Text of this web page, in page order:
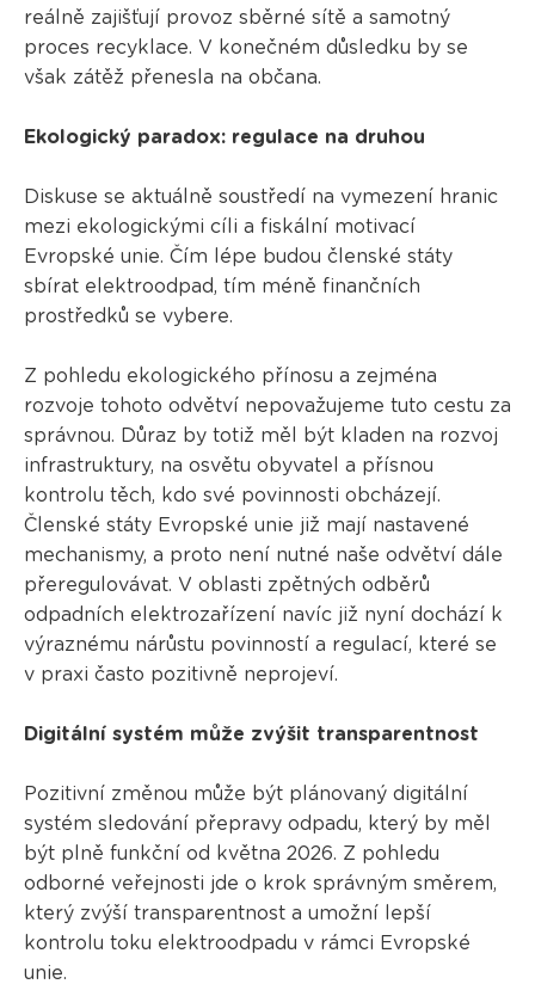
reálně zajišťují provoz sběrné sítě a samotný
proces recyklace. V konečném důsledku by se
však zátěž přenesla na občana.
Ekologický paradox: regulace na druhou
Diskuse se aktuálně soustředí na vymezení hranic
mezi ekologickými cíli a fiskální motivací
Evropské unie. Čím lépe budou členské státy
sbírat elektroodpad, tím méně finančních
prostředků se vybere.
Z pohledu ekologického přínosu a zejména
rozvoje tohoto odvětví nepovažujeme tuto cestu za
správnou. Důraz by totiž měl být kladen na rozvoj
infrastruktury, na osvětu obyvatel a přísnou
kontrolu těch, kdo své povinnosti obcházejí.
Členské státy Evropské unie již mají nastavené
mechanismy, a proto není nutné naše odvětví dále
přeregulovávat. V oblasti zpětných odběrů
odpadních elektrozařízení navíc již nyní dochází k
výraznému nárůstu povinností a regulací, které se
v praxi často pozitivně neprojeví.
Digitální systém může zvýšit transparentnost
Pozitivní změnou může být plánovaný digitální
systém sledování přepravy odpadu, který by měl
být plně funkční od května 2026. Z pohledu
odborné veřejnosti jde o krok správným směrem,
který zvýší transparentnost a umožní lepší
kontrolu toku elektroodpadu v rámci Evropské
unie.